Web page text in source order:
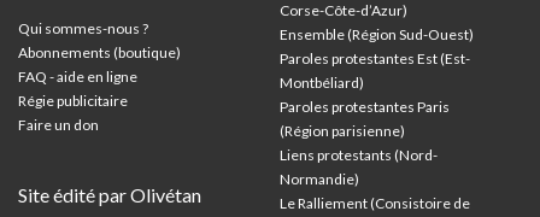
Qui sommes-nous ?
Abonnements (boutique)
FAQ - aide en ligne
Régie publicitaire
Faire un don
Site édité par Olivétan
Corse-Côte-d’Azur)
Ensemble (Région Sud-Ouest)
Paroles protestantes Est (Est-
Montbéliard)
Paroles protestantes Paris
(Région parisienne)
Liens protestants (Nord-
Normandie)
Le Ralliement (Consistoire de